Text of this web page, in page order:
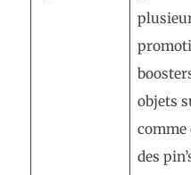
objets
comme
des